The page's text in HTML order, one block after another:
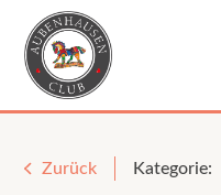
content
Zurück Kategorie: